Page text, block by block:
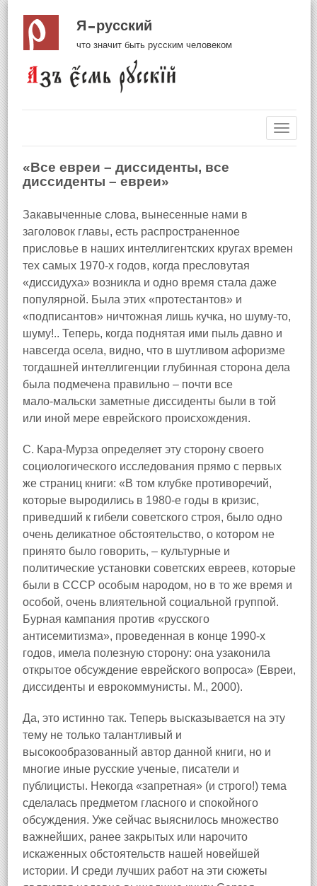
Я русский
что значит быть русским человеком
«Все евреи – диссиденты, все
диссиденты – евреи»
Закавыченные слова, вынесенные нами в
заголовок главы, есть распространенное
присловье в наших интеллигентских кругах времен
тех самых 1970‑х годов, когда пресловутая
«диссидуха» возникла и одно время стала даже
популярной. Была этих «протестантов» и
«подписантов» ничтожная лишь кучка, но шуму‑то,
шуму!.. Теперь, когда поднятая ими пыль давно и
навсегда осела, видно, что в шутливом афоризме
тогдашней интеллигенции глубинная сторона дела
была подмечена правильно – почти все
мало‑мальски заметные диссиденты были в той
или иной мере еврейского происхождения.
С. Кара‑Мурза определяет эту сторону своего
социологического исследования прямо с первых
же страниц книги: «В том клубке противоречий,
которые выродились в 1980‑е годы в кризис,
приведший к гибели советского строя, было одно
очень деликатное обстоятельство, о котором не
принято было говорить, – культурные и
политические установки советских евреев, которые
были в СССР особым народом, но в то же время и
особой, очень влиятельной социальной группой.
Бурная кампания против «русского
антисемитизма», проведенная в конце 1990‑х
годов, имела полезную сторону: она узаконила
открытое обсуждение еврейского вопроса» (Евреи,
диссиденты и еврокоммунисты. М., 2000).
Да, это истинно так. Теперь высказывается на эту
тему не только талантливый и
высокообразованный автор данной книги, но и
многие иные русские ученые, писатели и
публицисты. Некогда «запретная» (и строго!) тема
сделалась предметом гласного и спокойного
обсуждения. Уже сейчас выяснилось множество
важнейших, ранее закрытых или нарочито
искаженных обстоятельств нашей новейшей
истории. И среди лучших работ на эти сюжеты